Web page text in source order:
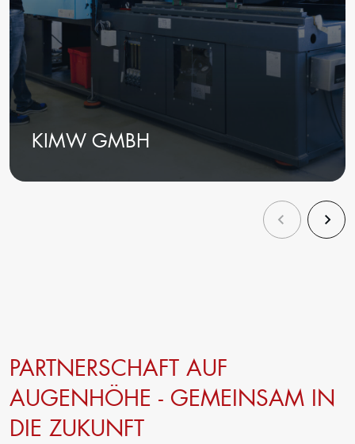
KIMW GMBH
PARTNERSCHAFT AUF
AUGENHÖHE - GEMEINSAM IN
DIE ZUKUNFT